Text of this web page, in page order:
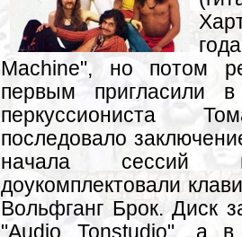
Machine", но потом
первым пригласили
перкуссиониста
последовало
начала сессий
доукомплектовали
Вольфганг Брок. Диск
"Audio Tonstudio", а в